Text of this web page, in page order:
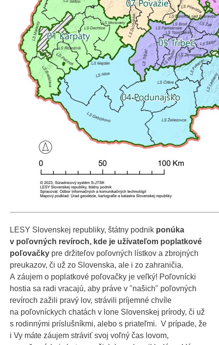
LESY Slovenskej republiky, štátny podnik ponúka
v poľovných revíroch, kde je užívateľom poplatkové
poľovačky pre držiteľov poľovných lístkov a zbrojných
preukazov, či už zo Slovenska, ale i zo zahraničia.
A záujem o poplatkové poľovačky je veľký! Poľovnícki
hostia sa radi vracajú, aby práve v "našich" poľovných
revíroch zažili pravý lov, strávili príjemné chvíle
na poľovníckych chatách v lone Slovenskej prírody, či už
s rodinnými príslušníkmi, alebo s priateľmi. V prípade, že
i Vy máte záujem stráviť svoj voľný čas lovom,